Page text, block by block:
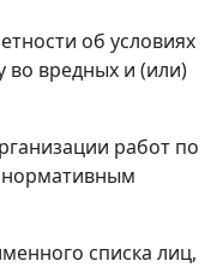
об условиях
во вредных и (или)
работ по
нормативным
списка лиц,